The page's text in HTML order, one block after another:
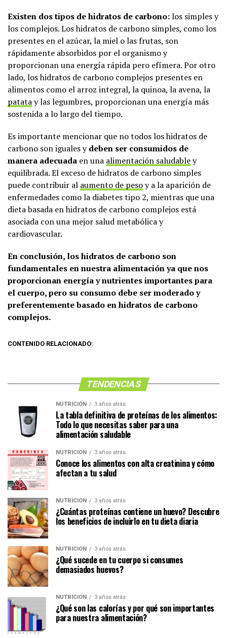
Existen dos tipos de hidratos de carbono:los simples y
los complejos. Los hidratos de carbono simples, como los
presentes en el azúcar, la miel o las frutas, son
rápidamente absorbidos por el organismo y
proporcionan una energía rápida pero efímera. Por otro
lado, los hidratos de carbono complejos presentes en
alimentos como el arroz integral, la quinoa, la avena, la
patatay las legumbres, proporcionan una energía más
sostenida a lo largo del tiempo.
Es importante mencionar que no todos los hidratos de
carbono son iguales ydeben ser consumidos de
manera adecuada en una alimentación saludabley
equilibrada. El exceso de hidratos de carbono simples
puede contribuir al aumento de pesoy a la aparición de
enfermedades como la diabetes tipo 2, mientras que una
dieta basada en hidratos de carbono complejos está
asociada con una mejor salud metabólica y
cardiovascular.
En conclusión, los hidratos de carbono son
fundamentales en nuestra alimentación ya que nos
proporcionan energía y nutrientes importantes para
el cuerpo, pero su consumo debe ser moderado y
preferentemente basado en hidratos de carbono
complejos.
CONTENIDO RELACIONADO:
TENDENCIAS
NUTRICIÓN 3 años atrás
La tabla definitiva de proteínas de los alimentos:
Todo lo que necesitas saber para una
alimentación saludable
NUTRICIÓN 3 años atrás
Conoce los alimentos con alta creatinina y cómo
afectan a tu salud
NUTRICIÓN 3 años atrás
¿Cuántas proteínas contiene un huevo? Descubre
los beneficios de incluirlo en tu dieta diaria
NUTRICIÓN 3 años atrás
¿Qué sucede en tu cuerpo si consumes
demasiados huevos?
NUTRICIÓN 3 años atrás
¿Qué son las calorías y por qué son importantes
para nuestra alimentación?